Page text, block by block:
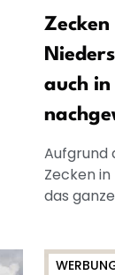
auch
Aufgrund
Zecken
das